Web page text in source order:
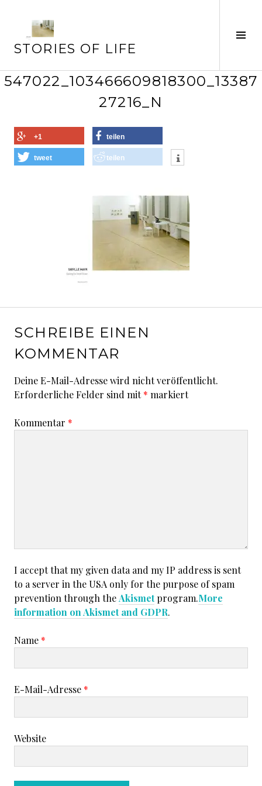
STORIES OF LIFE
547022_103466609818300_13387
27216_N
+1 teilen
tweet teilen
SCHREIBE EINEN
KOMMENTAR
Deine E-Mail-Adresse wird nicht veröffentlicht.
Erforderliche Felder sind mit* markiert
Kommentar *
I accept that my given data and my IP address is sent
to a server in the USA only for the purpose of spam
prevention through theAkismetprogram.More
information on Akismet and GDPR.
Name *
E-Mail-Adresse *
Website